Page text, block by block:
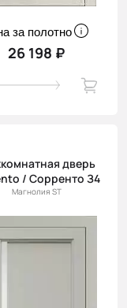
за полотно
26 198 ₽
дверь
/ Сорренто З4
Магнолия ST